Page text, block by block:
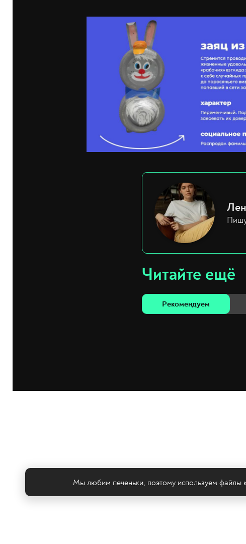
Читайте ещё
Рекомендуем
Мы любим печеньки, поэтому используем файлы